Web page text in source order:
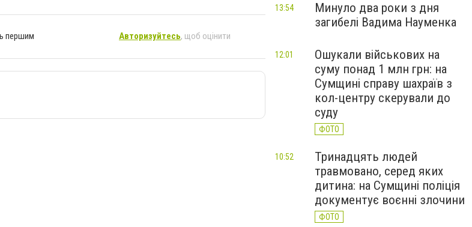
першим Авторизуйтесь, щоб оцінити
Минуло два роки з дня
загибелі Вадима Науменка
13:54
Ошукали військових на
суму понад 1 млн грн: на
Сумщині справу шахраїв з
кол-центру скерували до
суду
ФОТО
12:01
Тринадцять людей
травмовано, серед яких
дитина: на Сумщині поліція
документує воєнні злочини
ФОТО
10:52